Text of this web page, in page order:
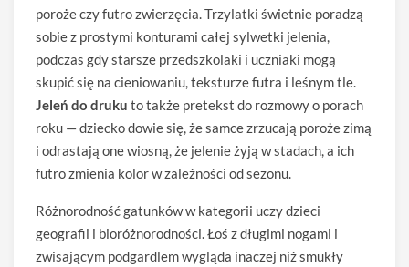
poroże czy futro zwierzęcia. Trzylatki świetnie poradzą
sobie z prostymi konturami całej sylwetki jelenia,
podczas gdy starsze przedszkolaki i uczniaki mogą
skupić się na cieniowaniu, teksturze futra i leśnym tle.
Jeleń do druku to także pretekst do rozmowy o porach
roku — dziecko dowie się, że samce zrzucają poroże zimą
i odrastają one wiosną, że jelenie żyją w stadach, a ich
futro zmienia kolor w zależności od sezonu.
Różnorodność gatunków w kategorii uczy dzieci
geografii i bioróżnorodności. Łoś z długimi nogami i
zwisającym podgardlem wygląda inaczej niż smukły